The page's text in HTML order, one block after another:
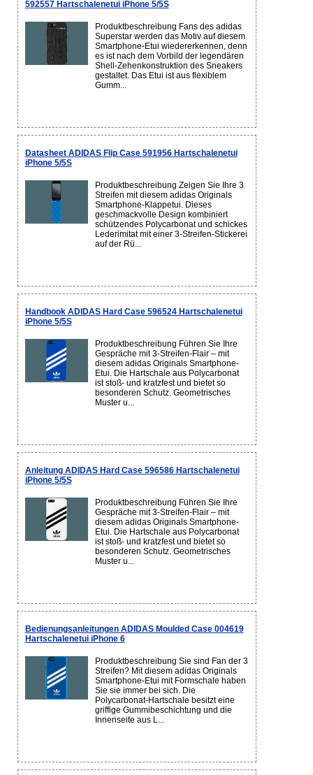
592557 Hartschalenetui iPhone 5/5S
Produktbeschreibung Fans des adidas
Superstar werden das Motiv auf diesem
Smartphone-Etui wiedererkennen, denn
es ist nach dem Vorbild der legendären
Shell-Zehenkonstruktion des Sneakers
gestaltet. Das Etui ist aus flexiblem
Gumm...
Datasheet ADIDAS Flip Case 591956 Hartschalenetui
iPhone 5/5S
Produktbeschreibung Zeigen Sie Ihre 3
Streifen mit diesem adidas Originals
Smartphone-Klappetui. Dieses
geschmackvolle Design kombiniert
schützendes Polycarbonat und schickes
Lederimitat mit einer 3-Streifen-Stickerei
auf der Rü...
Handbook ADIDAS Hard Case 596524 Hartschalenetui
iPhone 5/5S
Produktbeschreibung Führen Sie Ihre
Gespräche mit 3-Streifen-Flair – mit
diesem adidas Originals Smartphone-
Etui. Die Hartschale aus Polycarbonat
ist stoß- und kratzfest und bietet so
besonderen Schutz. Geometrisches
Muster u...
Anleitung ADIDAS Hard Case 596586 Hartschalenetui
iPhone 5/5S
Produktbeschreibung Führen Sie Ihre
Gespräche mit 3-Streifen-Flair – mit
diesem adidas Originals Smartphone-
Etui. Die Hartschale aus Polycarbonat
ist stoß- und kratzfest und bietet so
besonderen Schutz. Geometrisches
Muster u...
Bedienungsanleitungen ADIDAS Moulded Case 004619
Hartschalenetui iPhone 6
Produktbeschreibung Sie sind Fan der 3
Streifen? Mit diesem adidas Originals
Smartphone-Etui mit Formschale haben
Sie sie immer bei sich. Die
Polycarbonat-Hartschale besitzt eine
griffige Gummibeschichtung und die
Innenseite aus L...